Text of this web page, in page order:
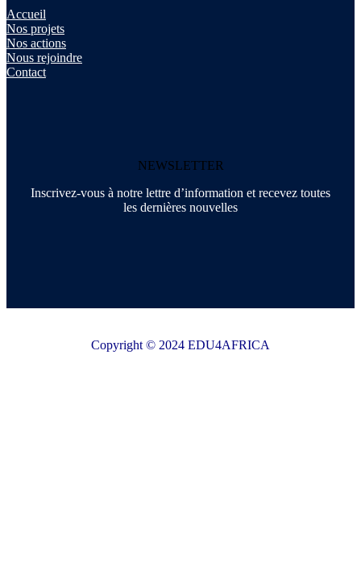
Accueil
Nos projets
Nos actions
Nous rejoindre
Contact
NEWSLETTER
Inscrivez-vous à notre lettre d’information et recevez toutes
les dernières nouvelles
Copyright © 2024 EDU4AFRICA